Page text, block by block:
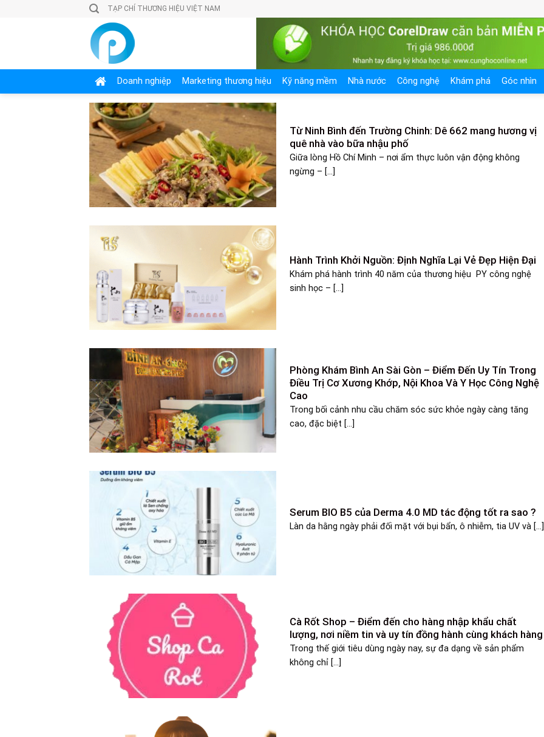
TẠP CHÍ THƯƠNG HIỆU VIỆT NAM
Doanh nghiệp Marketing thương hiệu Kỹ năng mềm Nhà nước Công nghệ Khám phá Góc nhìn
Từ Ninh Bình đến Trường Chinh: Dê 662 mang hương vị
quê nhà vào bữa nhậu phố
Giữa lòng Hồ Chí Minh – nơi ẩm thực luôn vận động không
ngừng – [...]
Hành Trình Khởi Nguồn: Định Nghĩa Lại Vẻ Đẹp Hiện Đại
Khám phá hành trình 40 năm của thương hiệu PY công nghệ
sinh học – [...]
Phòng Khám Bình An Sài Gòn – Điểm Đến Uy Tín Trong
Điều Trị Cơ Xương Khớp, Nội Khoa Và Y Học Công Nghệ
Cao
Trong bối cảnh nhu cầu chăm sóc sức khỏe ngày càng tăng
cao, đặc biệt [...]
Serum BIO B5 của Derma 4.0 MD tác động tốt ra sao ?
Làn da hằng ngày phải đối mặt với bụi bẩn, ô nhiễm, tia UV và [...]
Cà Rốt Shop – Điểm đến cho hàng nhập khẩu chất
lượng, nơi niềm tin và uy tín đồng hành cùng khách hàng
Trong thế giới tiêu dùng ngày nay, sự đa dạng về sản phẩm
không chỉ [...]